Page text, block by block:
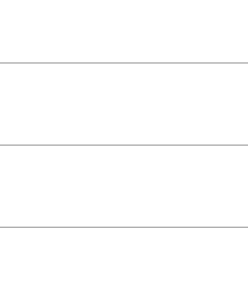
für Individualgäste